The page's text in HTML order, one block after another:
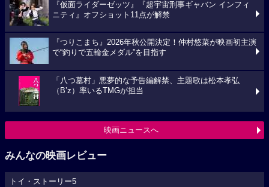
『仮面ライダーゼッツ』『超宇宙刑事ギャバン インフィ
ニティ』オフショット11点が解禁
『つりこまち』2026年秋公開決定！仲村悠菜が映画初主演
で“釣りで五輪金メダル”を目指す
「八つ墓村」悪夢的な予告編解禁、主題歌は松本孝弘
（B’z）率いるTMGが担当
映画ニュースへ
みんなの映画レビュー
トイ・ストーリー5